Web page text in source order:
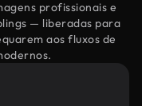
profissionais e
— liberadas para
aos fluxos de